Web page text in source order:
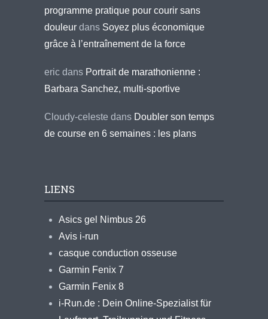
programme pratique pour courir sans
douleur dans Soyez plus économique
grâce à l’entraînement de la force
eric dans Portrait de marathonienne :
Barbara Sanchez, multi-sportive
Cloudy-celeste dans Doubler son temps
de course en 6 semaines : les plans
LIENS
Asics gel Nimbus 26
Avis i-run
casque conduction osseuse
Garmin Fenix 7
Garmin Fenix 8
i-Run.de : Dein Online-Spezialist für